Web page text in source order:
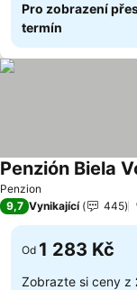
Pro zobrazení
termín
Penzion
Penzión Biela
9,7 Vynikající 445
Od 1 283 Kč
Zobrazte si ceny z